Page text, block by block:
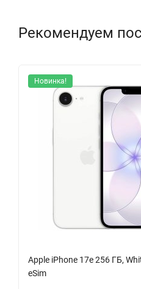
Не менее впечатляющи
Apple iPhone 15 Plus
Беспроводная зарядка с
С водо- и пылезащитой по
алюминий и сапфировое
iPhone 15 Plus 512 ГБ Black
подчеркнет вашу
Рекомендуем
Новинка!
Apple iPhone 17e 256 ГБ,
eSim